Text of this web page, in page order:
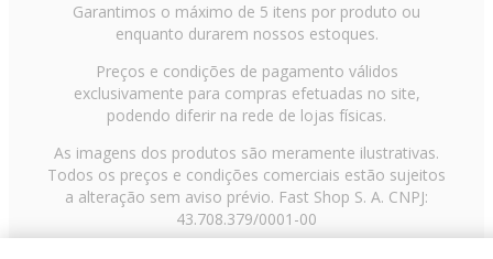
Garantimos o máximo de 5 itens por produto ou
enquanto durarem nossos estoques.
Preços e condições de pagamento válidos
exclusivamente para compras efetuadas no site,
podendo diferir na rede de lojas físicas.
As imagens dos produtos são meramente ilustrativas.
Todos os preços e condições comerciais estão sujeitos
a alteração sem aviso prévio. Fast Shop S. A. CNPJ:
43.708.379/0001-00